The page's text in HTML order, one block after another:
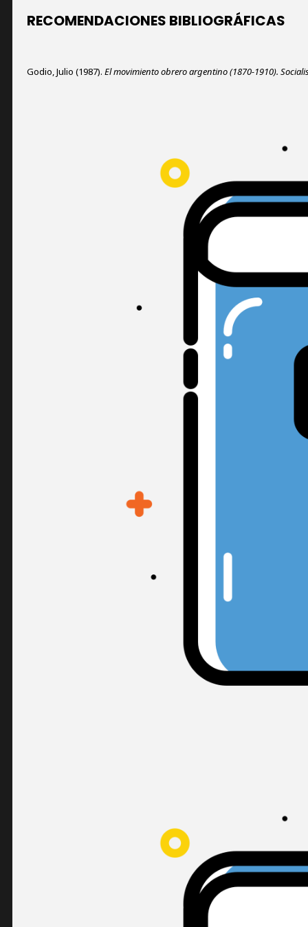
RECOMENDACIONES BIBLIOGRÁFICAS
Godio, Julio (1987). El movimiento obrero argentino (1870-1910).